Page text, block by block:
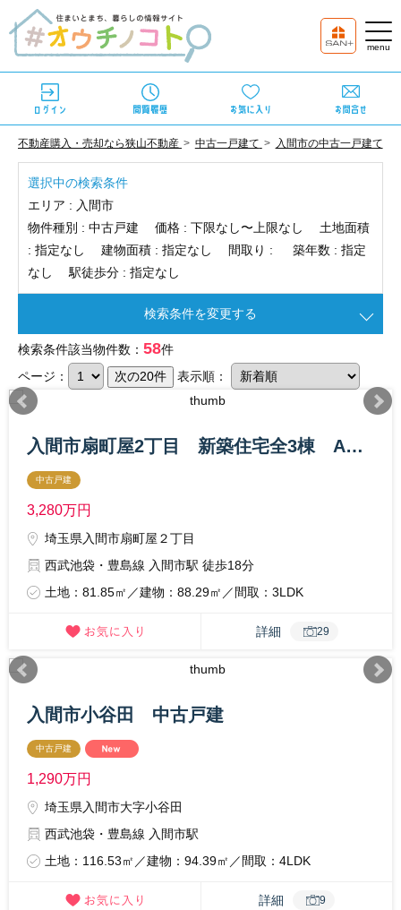
不動産購入・売却なら狭山不動産 中古一戸建て 入間市の中古一戸建て
選択中の検索条件
エリア : 入間市
物件種別 : 中古戸建 価格 : 下限なし〜上限なし 土地面積
: 指定なし 建物面積 : 指定なし 間取り : 築年数 : 指定
なし 駅徒歩分 : 指定なし
検索条件を変更する
検索条件該当物件数： 58件
ページ：
表示順：
入間市扇町屋2丁目 新築住宅全3棟 A号棟
中古戸建
3,280万円
埼玉県入間市扇町屋２丁目
西武池袋・豊島線 入間市駅 徒歩18分
土地：81.85㎡／建物：88.29㎡／間取：3LDK
詳細 29
入間市小谷田 中古戸建
中古戸建
1,290万円
埼玉県入間市大字小谷田
西武池袋・豊島線 入間市駅
土地：116.53㎡／建物：94.39㎡／間取：4LDK
詳細 9